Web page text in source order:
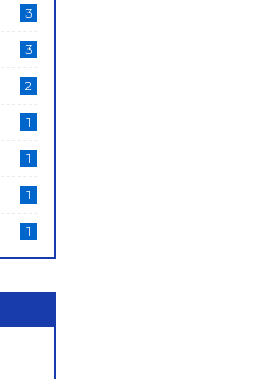
3
3
2
1
1
1
1